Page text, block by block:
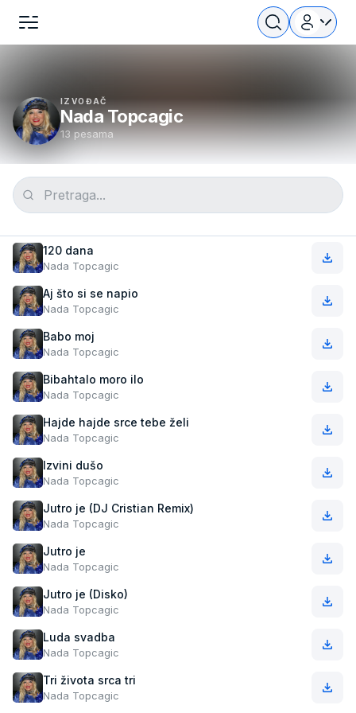
IZVOĐAČ
Nada Topcagic
13 pesama
120 dana
Nada Topcagic
Aj što si se napio
Nada Topcagic
Babo moj
Nada Topcagic
Bibahtalo moro ilo
Nada Topcagic
Hajde hajde srce tebe želi
Nada Topcagic
Izvini dušo
Nada Topcagic
Jutro je (DJ Cristian Remix)
Nada Topcagic
Jutro je
Nada Topcagic
Jutro je (Disko)
Nada Topcagic
Luda svadba
Nada Topcagic
Tri života srca tri
Nada Topcagic